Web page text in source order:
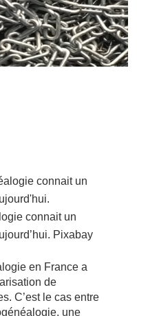
connait un
Pixabay
en France a
de
C’est le cas entre
une